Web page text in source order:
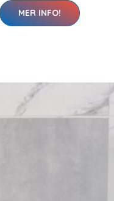
MER INFO!